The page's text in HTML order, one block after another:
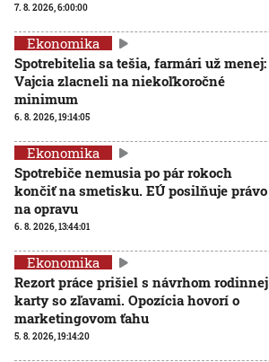
7. 8. 2026, 6:00:00
Ekonomika
Spotrebitelia sa tešia, farmári už menej:
Vajcia zlacneli na niekoľkoročné
minimum
6. 8. 2026, 19:14:05
Ekonomika
Spotrebiče nemusia po pár rokoch
končiť na smetisku. EÚ posilňuje právo
na opravu
6. 8. 2026, 13:44:01
Ekonomika
Rezort práce prišiel s návrhom rodinnej
karty so zľavami. Opozícia hovorí o
marketingovom ťahu
5. 8. 2026, 19:14:20